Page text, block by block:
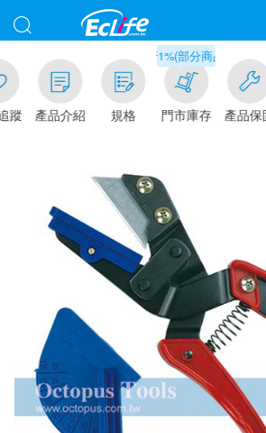
蹤 產品介紹 規格
滿千元門市取貨現折1%(部分商品不適用)-請
門市庫存 產品保